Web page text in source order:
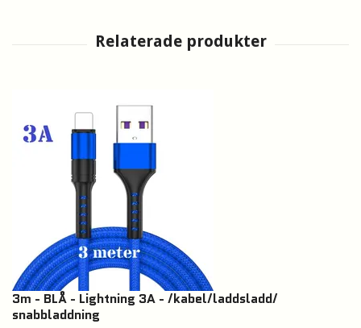
3m - BLÅ - Lightning 3A - /kabel/laddsladd/
snabbladdning